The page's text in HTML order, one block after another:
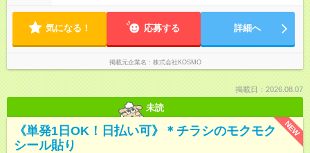
気になる！ 応募する 詳細へ
掲載元企業名 株式会社KOSMO
掲載日：2026.08.07
未読
NEW
《単発1日OK！日払い可》＊チラシのモクモク
シール貼り